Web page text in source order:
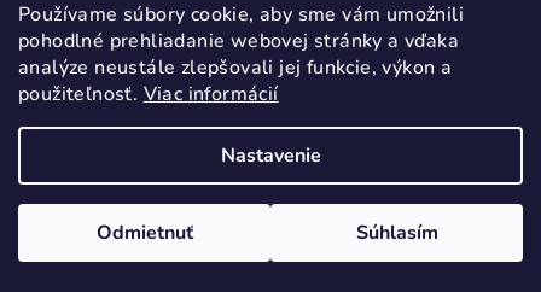
Používame súbory cookie, aby sme vám umožnili
pohodlné prehliadanie webovej stránky a vďaka
analýze neustále zlepšovali jej funkcie, výkon a
použiteľnosť. Viac informácií
Nastavenie
Odmietnuť Súhlasím
Detail
Novinka